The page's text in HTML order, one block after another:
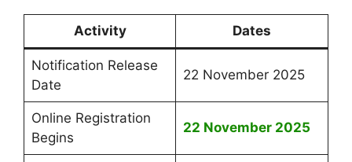
Activity Dates
Notification Release
Date
22 November 2025
Online Registration
Begins
22 November 2025